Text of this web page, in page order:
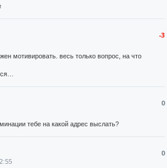
-3
мотивировать. весь только вопрос, на что
0
тебе на какой адрес выслать?
0